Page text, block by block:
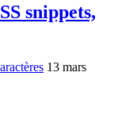
snippets,
13 mars